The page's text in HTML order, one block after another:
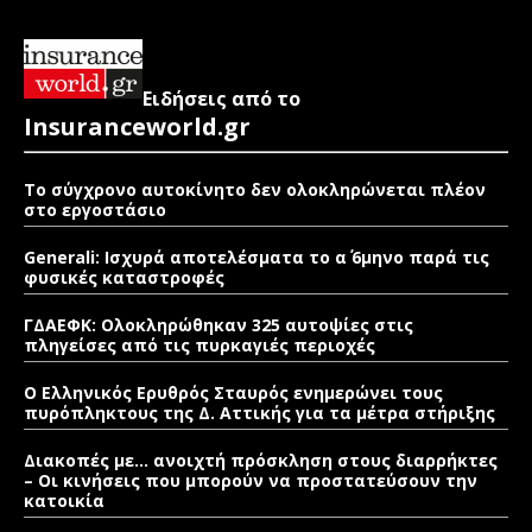
Ειδήσεις από το
Insuranceworld.gr
Το σύγχρονο αυτοκίνητο δεν ολοκληρώνεται πλέον
στο εργοστάσιο
Generali: Ισχυρά αποτελέσματα το α΄ 6μηνο παρά τις
φυσικές καταστροφές
ΓΔΑΕΦΚ: Ολοκληρώθηκαν 325 αυτοψίες στις
πληγείσες από τις πυρκαγιές περιοχές
Ο Ελληνικός Ερυθρός Σταυρός ενημερώνει τους
πυρόπληκτους της Δ. Αττικής για τα μέτρα στήριξης
Διακοπές με… ανοιχτή πρόσκληση στους διαρρήκτες
– Οι κινήσεις που μπορούν να προστατεύσουν την
κατοικία